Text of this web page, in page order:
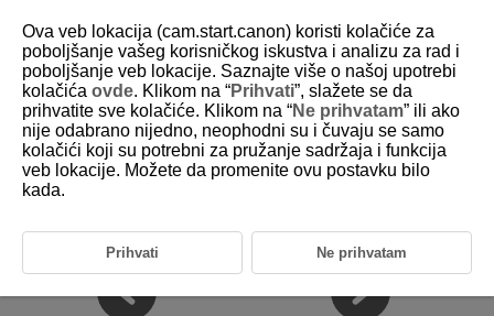
D403-016
Reference
Specifications
Ova veb lokacija (cam.start.canon) koristi kolačiće za
poboljšanje vašeg korisničkog iskustva i analizu za rad i
poboljšanje veb lokacije. Saznajte više o našoj upotrebi
kolačića ovde. Klikom na “Prihvati”, slažete se da
prihvatite sve kolačiće. Klikom na “Ne prihvatam” ili ako
nije odabrano nijedno, neophodni su i čuvaju se samo
kolačići koji su potrebni za pružanje sadržaja i funkcija
veb lokacije. Možete da promenite ovu postavku bilo
kada.
Prihvati Ne prihvatam